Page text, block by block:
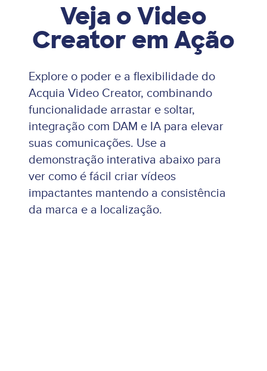
Veja o Video
Creator em Ação
Explore o poder e a flexibilidade do
Acquia Video Creator, combinando
funcionalidade arrastar e soltar,
integração com DAM e IA para elevar
suas comunicações. Use a
demonstração interativa abaixo para
ver como é fácil criar vídeos
impactantes mantendo a consistência
da marca e a localização.